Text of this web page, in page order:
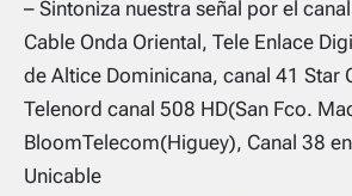
– Sintoniza nuestra señal por el
Cable Onda Oriental, Tele Enlace
de Altice Dominicana, canal 41 Star
Telenord canal 508 HD(San Fco.
BloomTelecom(Higuey), Canal 38
Unicable